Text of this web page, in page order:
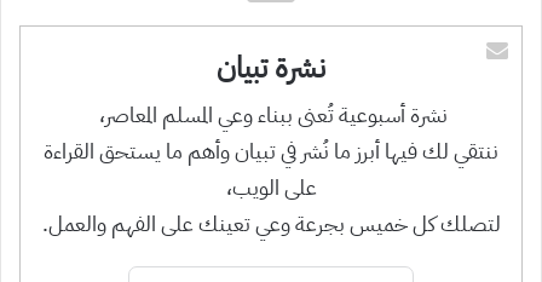
نشرة تبيان
نشرة أسبوعية تُعنى ببناء وعي المسلم المعاصر،
ننتقي لك فيها أبرز ما نُشر في تبيان وأهم ما يستحق القراءة
على الويب،
لتصلك كل خميس بجرعة وعي تعينك على الفهم والعمل.